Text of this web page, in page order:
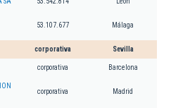
53.107.677 Málaga
corporativa Sevilla
corporativa Barcelona
corporativa Madrid